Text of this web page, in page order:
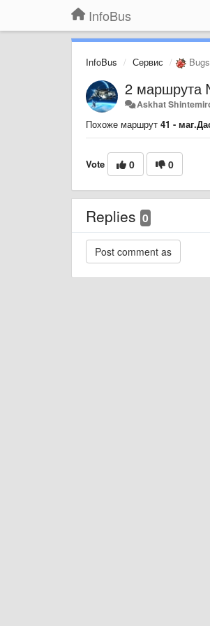
InfoBus
InfoBus Сервис Bugs
2 маршрута
Askhat
Похоже маршрут 41 -
Vote 0 0
Replies 0